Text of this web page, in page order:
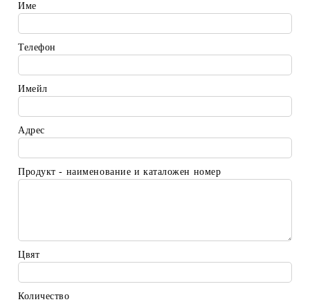
Име
Телефон
Имейл
Адрес
Продукт - наименование и каталожен номер
Цвят
Количество